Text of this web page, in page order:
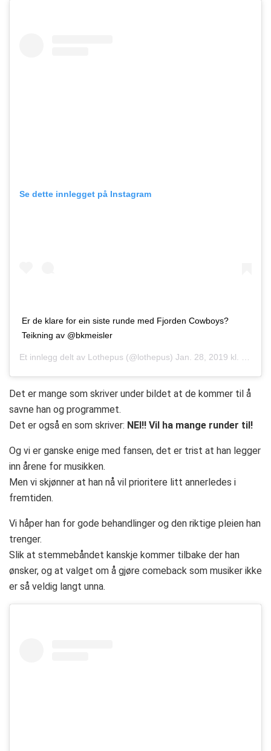
Se dette innlegget på Instagram
Er de klare for ein siste runde med Fjorden Cowboys?
Teikning av @bkmeisler
Et innlegg delt av Lothepus (@lothepus) Jan. 28, 2019 kl. 12:18 PST
Det er mange som skriver under bildet at de kommer til å
savne han og programmet.
Det er også en som skriver: NEI!! Vil ha mange runder til!
Og vi er ganske enige med fansen, det er trist at han legger
inn årene for musikken.
Men vi skjønner at han nå vil prioritere litt annerledes i
fremtiden.
Vi håper han for gode behandlinger og den riktige pleien han
trenger.
Slik at stemmebåndet kanskje kommer tilbake der han
ønsker, og at valget om å gjøre comeback som musiker ikke
er så veldig langt unna.